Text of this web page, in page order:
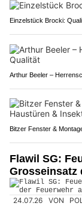
Einzelstück Brocki:
Arthur Beeler –
Bitzer Fenster &
Flawil SG:
Grosseinsatz
24.07.26 VON